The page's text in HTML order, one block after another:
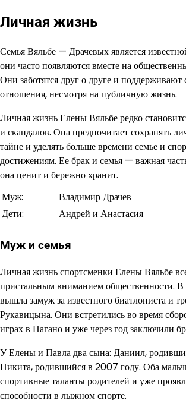
Личная жизнь
Семья Вяльбе — Драчевых является
они часто появляются вместе на
Они заботятся друг о друге и поддерживают
отношения, несмотря на публичную жизнь.
Личная жизнь Елены Вяльбе редко
и скандалов. Она предпочитает сохранять
тайне и уделять больше времени семье и
достижениям. Ее брак и семья — важная
она ценит и бережно хранит.
Муж:
Владимир Драчев
Дети:
Андрей и Анастасия
Муж и семья
Личная жизнь спортсменки Елены Вяльбе
пристальным вниманием общественности. В
вышла замуж за известного биатлониста и
Рукавицына. Они встретились во время
играх в Нагано и уже через год заключили
У Елены и Павла два сына: Даниил,
Никита, родившийся в 2007 году. Оба
спортивные таланты родителей и уже
способности в лыжном спорте.